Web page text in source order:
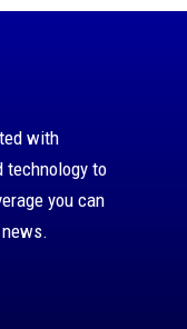
with
technology to
you can